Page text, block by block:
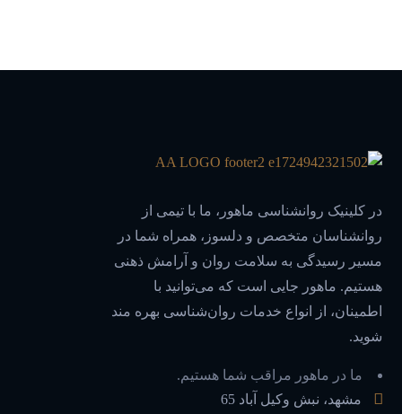
در کلینیک روانشناسی ماهور، ما با تیمی از
روانشناسان متخصص و دلسوز، همراه شما در
مسیر رسیدگی به سلامت روان و آرامش ذهنی
هستیم. ماهور جایی است که می‌توانید با
اطمینان، از انواع خدمات روان‌شناسی بهره مند
شوید.
ما در ماهور مراقب شما هستیم.
مشهد، نبش وکیل آباد 65